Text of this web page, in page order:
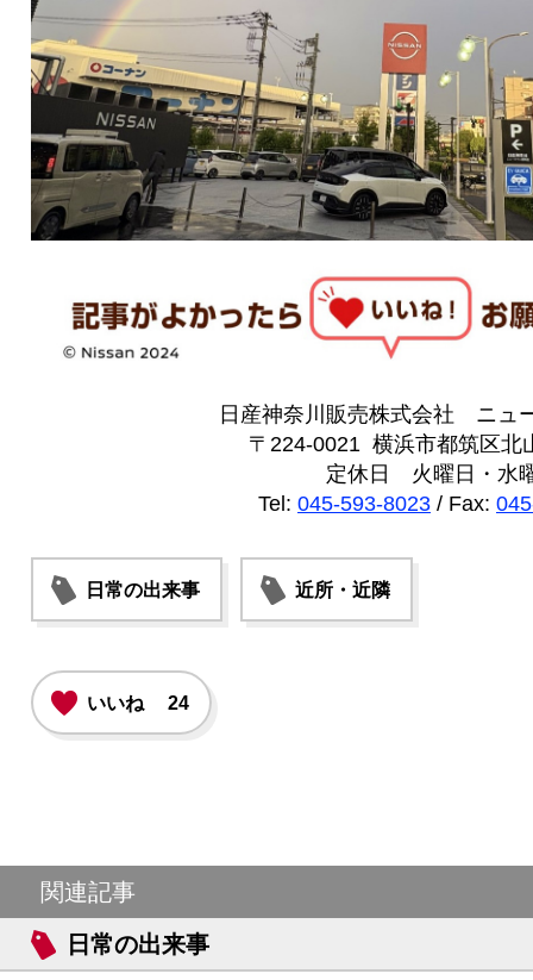
日産神奈川販売株式会社 ニュ
〒224-0021 横浜市都筑区北
定休日 火曜日・水
Tel: 045-593-8023 / Fax:
日常の出来事 近所・近隣
いいね 24
関連記事
日常の出来事